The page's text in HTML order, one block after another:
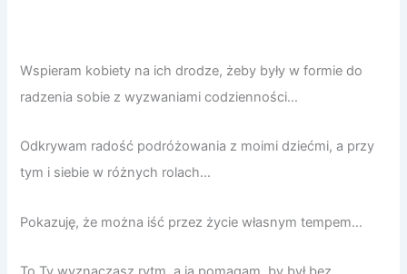
Wspieram kobiety na ich drodze, żeby były w formie do
radzenia sobie z wyzwaniami codzienności…
Odkrywam radość podróżowania z moimi dziećmi, a przy
tym i siebie w różnych rolach…
Pokazuję, że można iść przez życie własnym tempem…